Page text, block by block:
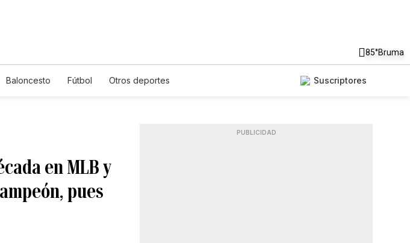
85°Bruma
Baloncesto Fútbol Otros deportes Suscriptores
en MLB y
pues
PUBLICIDAD